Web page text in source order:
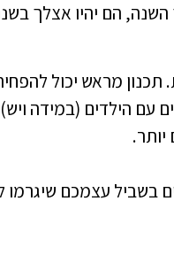
הם יהיו אצלך
תכנון מראש יכול
עם הילדים (במידה
יותר.
בשביל עצמכם